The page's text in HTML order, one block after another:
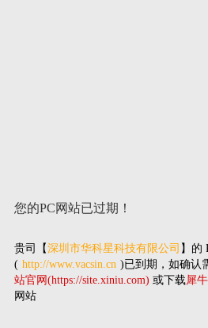
您的PC网站已过期！
贵司 【深圳市华科星科技有限公司 】的
( http://www.vacsin.cn )已到期，如确认
站官网(https://site.xiniu.com) 或下载犀
网站